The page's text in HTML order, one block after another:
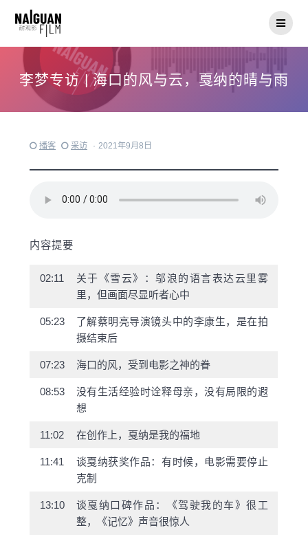
李梦专访 | 海口的风与云，戛纳的晴与雨
播客 采访 · 2021年9月8日
内容提要
02:11
关于《雪云》：邬浪的语言表达云里雾
里，但画面尽显听者心中
05:23
了解蔡明亮导演镜头中的李康生，是在拍
摄结束后
07:23 海口的风，受到电影之神的眷
08:53
没有生活经验时诠释母亲，没有局限的遐
想
11:02 在创作上，戛纳是我的福地
11:41
谈戛纳获奖作品：有时候，电影需要停止
克制
13:10
谈戛纳口碑作品：《驾驶我的车》很工
整，《记忆》声音很惊人